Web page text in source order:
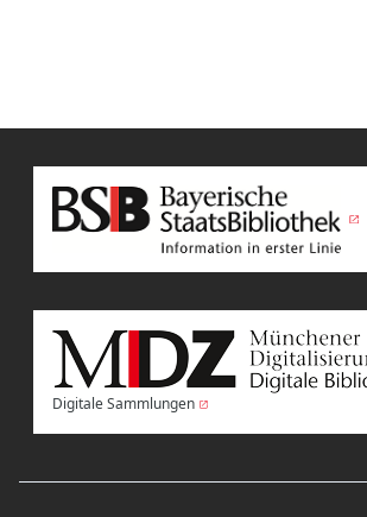
Digitale Sammlungen